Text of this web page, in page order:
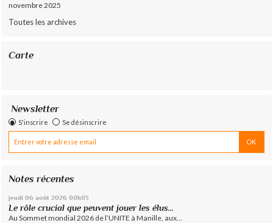
novembre 2025
Toutes les archives
Carte
Newsletter
S'inscrire Se désinscrire
Notes récentes
jeudi 06 août 2026 00h05
Le rôle crucial que peuvent jouer les élus...
Au Sommet mondial 2026 de l’UNITE à Manille, aux...